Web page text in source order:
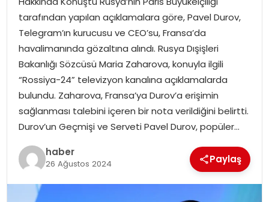
SPOR
EKONOMI
MAGAZIN
DÜNYA
OTOMOBIL
tarafından yapılan açıklamalara göre, Pavel Durov,
Telegram’ın kurucusu ve CEO’su, Fransa’da
havalimanında gözaltına alındı. Rusya Dışişleri
Bakanlığı Sözcüsü Maria Zaharova, konuyla ilgili
“Rossiya-24” televizyon kanalına açıklamalarda
bulundu. Zaharova, Fransa’ya Durov’a erişimin
sağlanması talebini içeren bir nota verildiğini belirtti.
Durov’un Geçmişi ve Serveti Pavel Durov, popüler…
haber
26 Ağustos 2024 Paylaş